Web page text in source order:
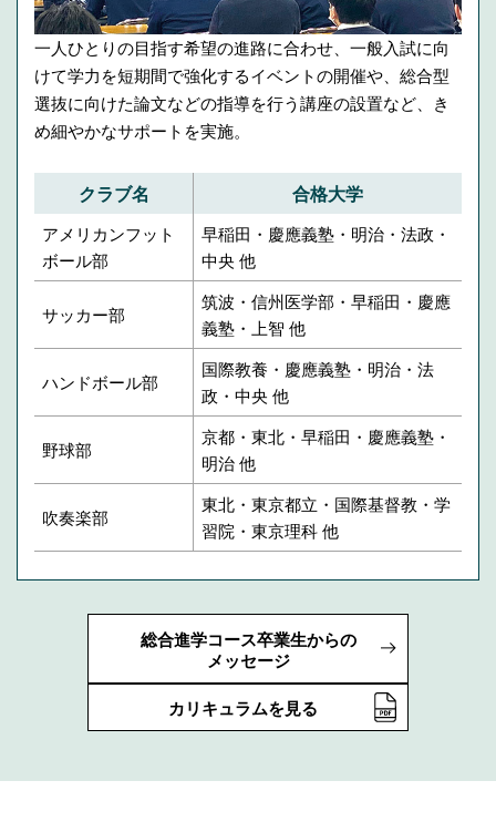
一人ひとりの目指す希望の進路に合わせ、一般入試に向
けて学力を短期間で強化するイベントの開催や、総合型
選抜に向けた論文などの指導を行う講座の設置など、き
め細やかなサポートを実施。
クラブ名 合格大学
アメリカンフット
ボール部
早稲田・慶應義塾・明治・法政・
中央 他
サッカー部
筑波・信州医学部・早稲田・慶應
義塾・上智 他
ハンドボール部
国際教養・慶應義塾・明治・法
政・中央 他
野球部
京都・東北・早稲田・慶應義塾・
明治 他
吹奏楽部
東北・東京都立・国際基督教・学
習院・東京理科 他
総合進学コース卒業生からの
メッセージ
カリキュラムを見る